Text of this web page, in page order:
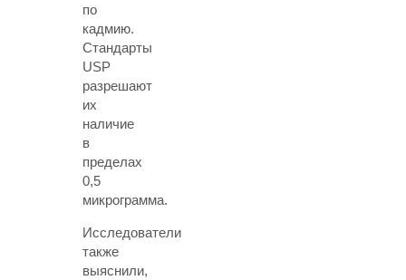
по
кадмию.
Стандарты
USP
разрешают
их
наличие
в
пределах
0,5
микрограмма.
Исследователи
также
выяснили,